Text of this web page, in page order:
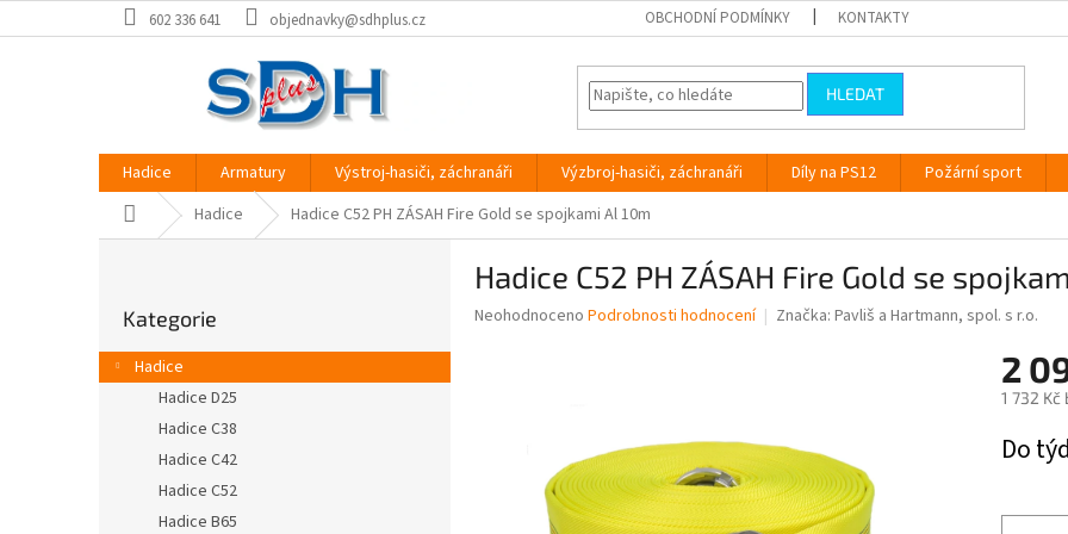
na
602 336 641 objednavky@sdhplus.cz OBCHODNÍ PODMÍNKY KONTAKTY
HLEDAT
Hadice Armatury Výstroj-hasiči, záchranáři Výzbroj-hasiči, záchranáři Díly na PS12 Požární sport
Domů Hadice Hadice C52 PH ZÁSAH Fire Gold se spojkami Al 10m
r
a
kategorie
Kategorie
Hadice
Hadice D25
Hadice C38
Hadice C42
Hadice C52
Hadice B65
Hadice C52 PH ZÁSAH Fire Gold se
Průměrné
hvězdiček.
Neohodnoceno Podrobnosti hodnocení Značka: Pavliš a Hartmann, spol. s r.o.
2
1 732 Kč
cena:
Do